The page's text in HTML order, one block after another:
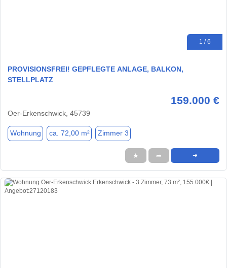
1 / 6
PROVISIONSFREI! GEPFLEGTE ANLAGE, BALKON,
STELLPLATZ
159.000 €
Oer-Erkenschwick, 45739
Wohnung ca. 72,00 m² Zimmer 3
★ ➦ ➜